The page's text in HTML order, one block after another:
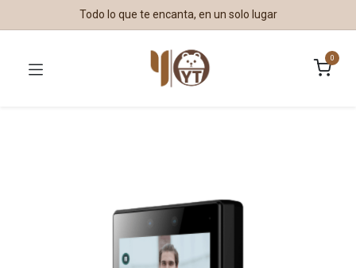
Todo lo que te encanta, en un solo lugar
0